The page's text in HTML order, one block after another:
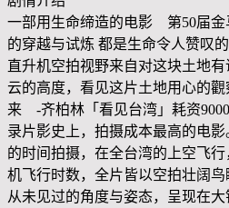
一部用生命缔造的电影 第50届金
的穿越与试炼 都是生命令人赞叹
直升机空拍视野来自对这块土地有
云的高度，看见这片土地用心的
来 -齐柏林「看见台湾」耗资
录片影史上，拍摄成本最高的电
的时间拍摄，在全台湾的上空飞
机飞行时数，全片皆以空拍壮阔
从未见过的角度与姿态，呈现在